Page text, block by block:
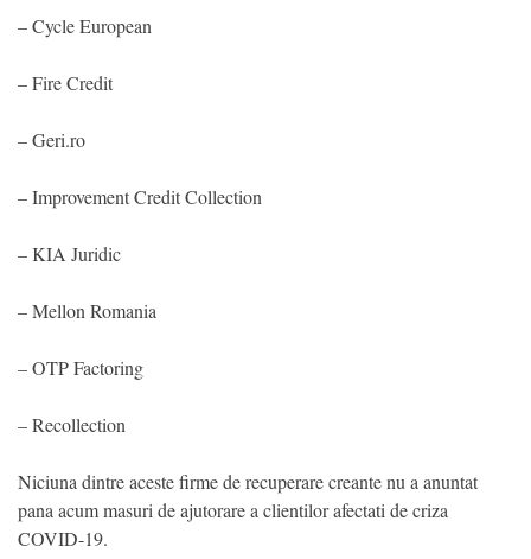
– Cycle European
– Fire Credit
– Geri.ro
– Improvement Credit Collection
– KIA Juridic
– Mellon Romania
– OTP Factoring
– Recollection
Niciuna dintre aceste firme de recuperare creante nu a anuntat
pana acum masuri de ajutorare a clientilor afectati de criza
COVID-19.